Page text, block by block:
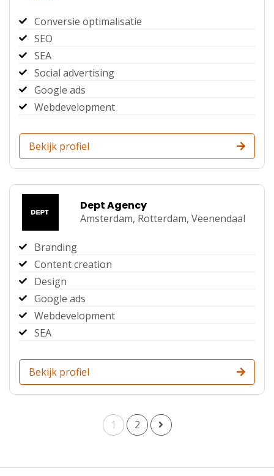
Conversie optimalisatie
SEO
SEA
Social advertising
Google ads
Webdevelopment
Bekijk profiel
Dept Agency
Amsterdam, Rotterdam, Veenendaal
Branding
Content creation
Design
Google ads
Webdevelopment
SEA
Bekijk profiel
1 2